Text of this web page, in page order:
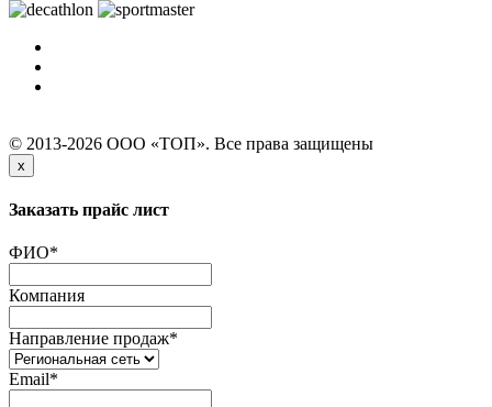
© 2013-2026 ООО «ТОП». Все права защищены
x
Заказать прайс лист
ФИО*
Компания
Направление продаж*
Email*